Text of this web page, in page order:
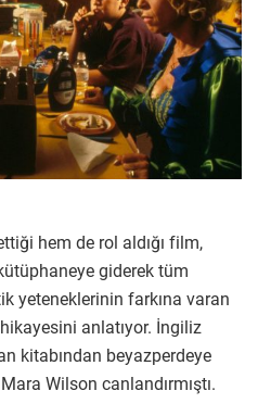
hem de rol aldığı film,
giderek tüm
yeteneklerinin farkına varan
anlatıyor. İngiliz
kitabından beyazperdeye
Wilson canlandırmıştı.